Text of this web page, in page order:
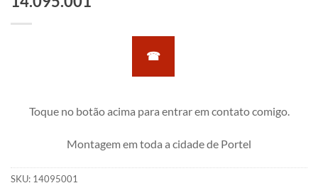
☎
Toque no botão acima para entrar em contato comigo.
Montagem em toda a cidade de Portel
SKU: 14095001